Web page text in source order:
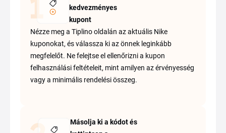
kedvezményes
kupont
Nézze meg a Tiplino oldalán az aktuális Nike
kuponokat, és válassza ki az önnek leginkább
megfelelőt. Ne felejtse el ellenőrizni a kupon
felhasználási feltételeit, mint amilyen az érvényesség
vagy a minimális rendelési összeg.
Másolja ki a kódot és